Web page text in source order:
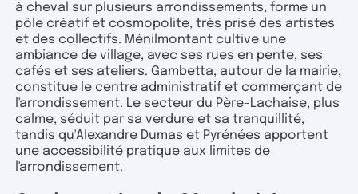
à cheval sur plusieurs arrondissements, forme un
pôle créatif et cosmopolite, très prisé des artistes
et des collectifs. Ménilmontant cultive une
ambiance de village, avec ses rues en pente, ses
cafés et ses ateliers. Gambetta, autour de la mairie,
constitue le centre administratif et commerçant de
l'arrondissement. Le secteur du Père-Lachaise, plus
calme, séduit par sa verdure et sa tranquillité,
tandis qu'Alexandre Dumas et Pyrénées apportent
une accessibilité pratique aux limites de
l'arrondissement.